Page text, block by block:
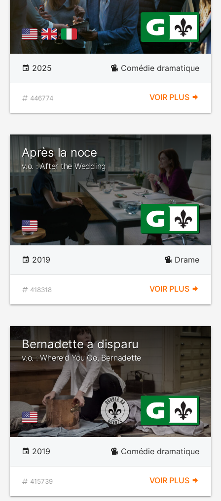
2025 Comédie dramatique
446774 VOIR PLUS
Après la noce
v.o. : After the Wedding
2019 Drame
418318 VOIR PLUS
Bernadette a disparu
v.o. : Where'd You Go, Bernadette
2019 Comédie dramatique
415739 VOIR PLUS